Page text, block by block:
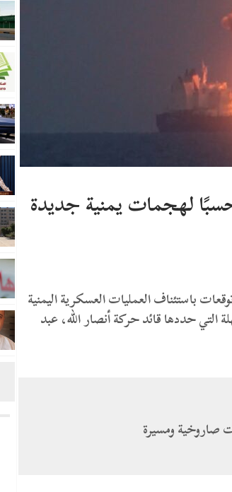
لهجمات يمنية جديدة
باستئناف العمليات العسكرية اليمنية
التي حددها قائد حركة أنصار الله، عبد
صاروخية ومسيرة